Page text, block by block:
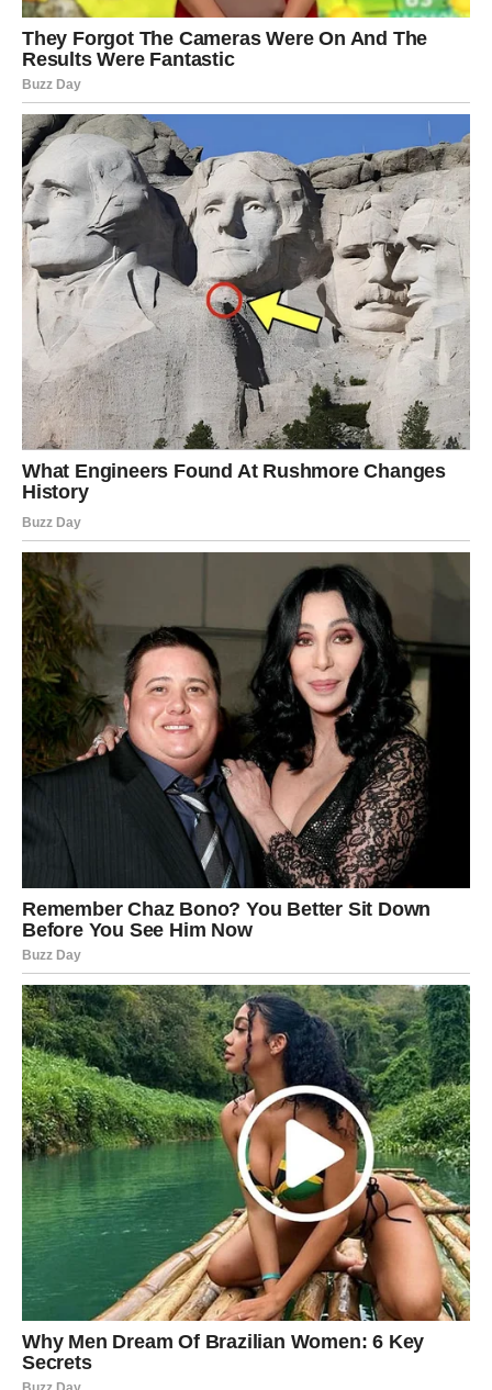
snažan utisak od prvog trenutka.
Novac
Moguća je korist kroz saradnje i nove kontakte.
Karijera
Pred vama su razgovori koji mogu promijeniti
profesionalni pravac.
ŠKORPIJA
Ljubav
Škorpije očekuju intenzivne emocije i važni razgovori.
Neke istine izlaze na površinu i donose olakšanje.
Novac
Finansijska situacija pokazuje znake ozbiljnog
poboljšanja.
Karijera
Prilika koja dolazi iznenada mogla bi imati mnogo veći
značaj nego što mislite.
STRIJELAC
Ljubav
ovog mjeseca. Nova poznanstva imaju potencijal da
prerastu u nešto mnogo ozbiljnije.
Novac
Moguć je neočekivan priliv novca ili ponuda koja mijenja
planove.
Karijera
Pred vama je period velikih mogućnosti i razvoja.
JARAC
Ljubav